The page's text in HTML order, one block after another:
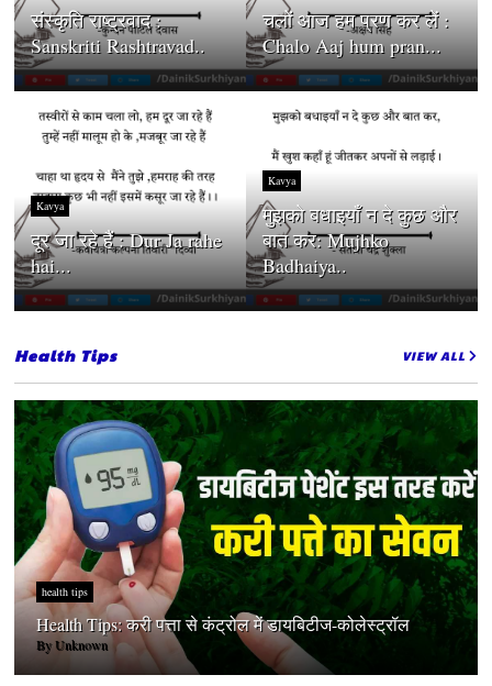
संस्कृति राष्ट्रवाद :
Sanskriti Rashtravad..
चलों आज हम प्रण कर लें :
Chalo Aaj hum pran...
Kavya
दूर जा रहे हैं : Dur Ja rahe
hai...
Kavya
मुझको बधाइयाँ न दे कुछ और
बात कर: Mujhko
Badhaiya..
Health Tips VIEW ALL
health tips
Health Tips: करी पत्ता से कंट्रोल में डायबिटीज-कोलेस्ट्रॉल
ByUnknown